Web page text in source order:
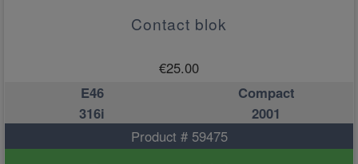
Contact blok
€25.00
E46
Compact
316i
2001
Product # 59475